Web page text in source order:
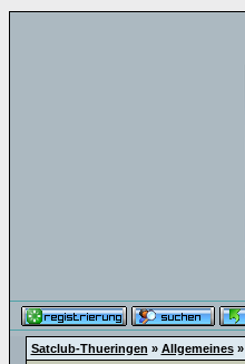
Satclub-Thueringen » Allgemeines»